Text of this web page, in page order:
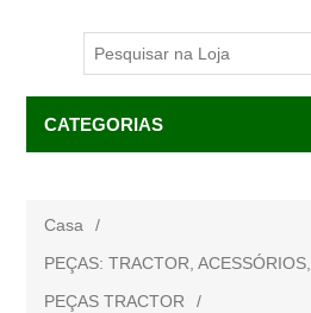
CATEGORIAS
Casa
/
PEÇAS: TRACTOR,
PEÇAS TRACTOR
/